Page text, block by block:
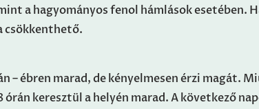
a hagyományos fenol hámlások esetében.
csökkenthető.
– ébren marad, de kényelmesen érzi magát.
keresztül a helyén marad. A következő